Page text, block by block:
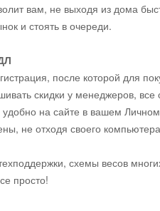
вам, не выходя из дома
и стоять в очереди.
после которой для
скидки у менеджеров,
на сайте в вашем
не отходя своего
схемы весов
просто!